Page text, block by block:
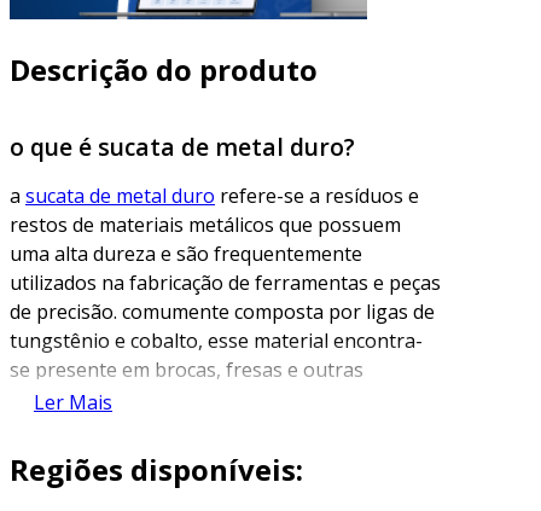
Descrição do produto
o que é sucata de metal duro?
a sucata de metal duro refere-se a resíduos e
restos de materiais metálicos que possuem
uma alta dureza e são frequentemente
utilizados na fabricação de ferramentas e peças
de precisão. comumente composta por ligas de
tungstênio e cobalto, esse material encontra-
se presente em brocas, fresas e outras
ferramentas de corte industriais. sua
ideal para aplicações em ambientes exigentes.
Ler Mais
Regiões disponíveis: